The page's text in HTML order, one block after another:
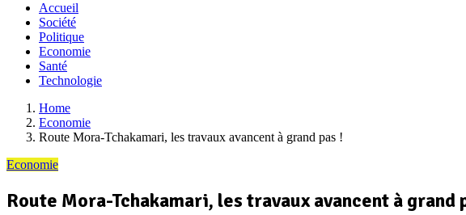
Accueil
Société
Politique
Economie
Santé
Technologie
Home
Economie
Route Mora-Tchakamari, les travaux avancent à grand pas !
Economie
Route Mora-Tchakamari, les travaux avancent à grand